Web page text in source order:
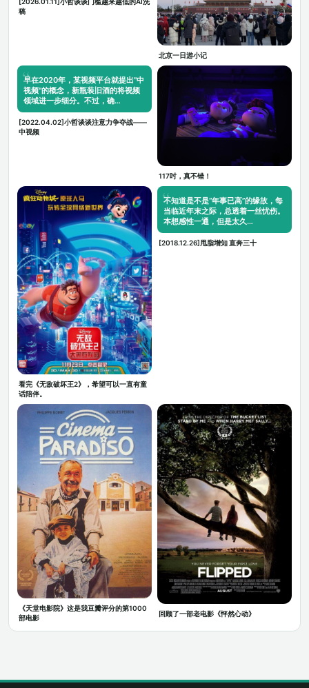
稿
北京一日游小记
早在2020年，某视频平台就提出"中
视频"的概念，新瓶装旧酒的将视频
领域进一步细分。不过，确…
[2022.04.02]小哲谈谈注意力争夺战——
中视频
117吋，真不错！
看完《无敌破坏王2》，希望可以一直有童
话陪伴。
不知道是不是“年事已高”的缘故，每
当临近年末之际，总透着一丝忧伤。
本想感性一通，但是太久…
[2018.12.26]甩脂增知 直奔三十
《天堂电影院》这是我豆瓣评分的第1000
部电影
回顾了一部老电影《怦然心动》